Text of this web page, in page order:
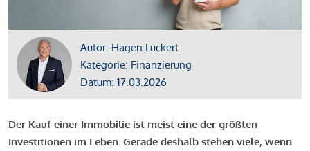
Autor: Hagen Luckert
Kategorie: Finanzierung
Datum: 17.03.2026
Der Kauf einer Immobilie ist meist eine der größten
Investitionen im Leben. Gerade deshalb stehen viele, wenn